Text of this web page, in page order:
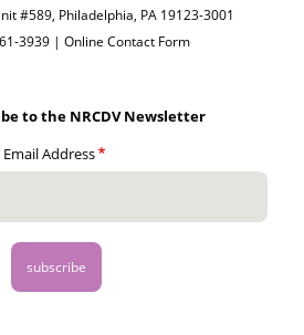
#589, Philadelphia, PA 19123-3001
3939 |Online Contact Form
to the NRCDV Newsletter
Email Address